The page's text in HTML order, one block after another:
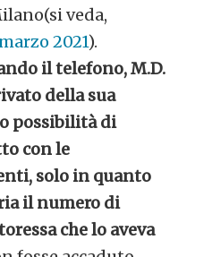
veda,
2021).
il telefono, M.D.
della sua
possibilità di
con le
solo in quanto
il numero di
che lo aveva